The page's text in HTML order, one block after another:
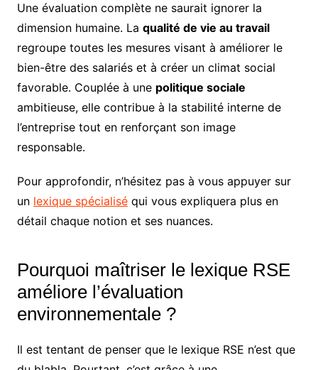
Une évaluation complète ne saurait ignorer la
dimension humaine. La qualité de vie au travail
regroupe toutes les mesures visant à améliorer le
bien-être des salariés et à créer un climat social
favorable. Couplée à une politique sociale
ambitieuse, elle contribue à la stabilité interne de
l’entreprise tout en renforçant son image
responsable.
Pour approfondir, n’hésitez pas à vous appuyer sur
un lexique spécialiséqui vous expliquera plus en
détail chaque notion et ses nuances.
Pourquoi maîtriser le lexique RSE
améliore l’évaluation
environnementale ?
Il est tentant de penser que le lexique RSE n’est que